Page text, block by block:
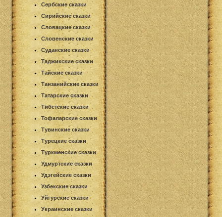
Сербские сказки
Сирийские сказки
Словацкие сказки
Словенские сказки
Суданские сказки
Таджикские сказки
Тайские сказки
Танзанийские сказки
Татарские сказки
Тибетские сказки
Тофаларские сказки
Тувинские сказки
Турецкие сказки
Туркменские сказки
Удмуртские сказки
Удэгейские сказки
Узбекские сказки
Уйгурские сказки
Украинские сказки